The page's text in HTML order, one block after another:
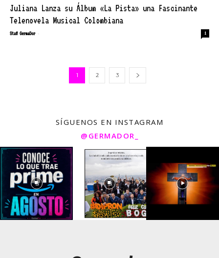
Juliana Lanza su Álbum «La Pista» una Fascinante
Telenovela Musical Colombiana
Staff GermaDor - 1
1 2 3
SÍGUENOS EN INSTAGRAM
@GERMADOR_